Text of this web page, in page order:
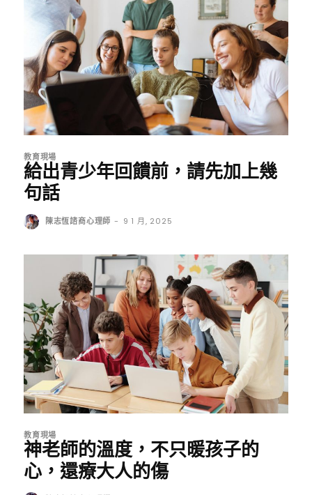
教育現場
給出青少年回饋前，請先加上幾
句話
陳志恆諮商心理師 - 9 1 月, 2025
教育現場
神老師的溫度，不只暖孩子的
心，還療大人的傷